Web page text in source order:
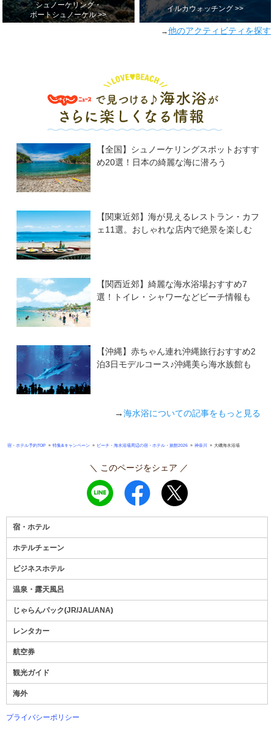
シュノーケリング・
ボートシュノーケル >>
イルカウォッチング >>
→他のアクティビティを探す
【全国】シュノーケリングスポットおすす
め20選！日本の綺麗な海に潜ろう
【関東近郊】海が見えるレストラン・カフ
ェ11選。おしゃれな店内で絶景を楽しむ
【関西近郊】綺麗な海水浴場おすすめ7
選！トイレ・シャワーなどビーチ情報も
【沖縄】赤ちゃん連れ沖縄旅行おすすめ2
泊3日モデルコース♪沖縄美ら海水族館も
→ 海水浴についての記事をもっと見る
宿・ホテル予約TOP » 特集&キャンペーン » ビーチ・海水浴場周辺の宿・ホテル・旅館2026 » 神奈川 » 大磯海水浴場
＼ このページをシェア ／
宿・ホテル
ホテルチェーン
ビジネスホテル
温泉・露天風呂
じゃらんパック(JR/JAL/ANA)
レンタカー
航空券
観光ガイド
海外
プライバシーポリシー